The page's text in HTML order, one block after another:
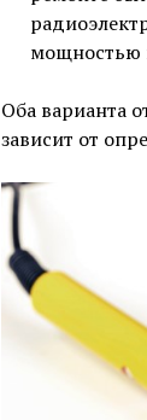
мощностью
Оба варианта
зависит от